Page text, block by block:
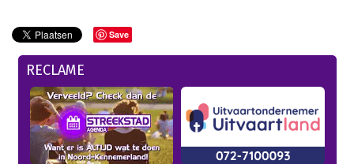
Save
RECLAME